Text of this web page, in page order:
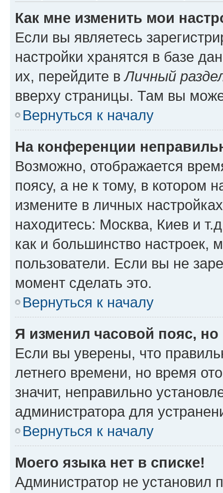
Как мне изменить мои
Если вы являетесь
настройки хранятся в базе
их, перейдите вЛичный
вверху страницы. Там вы
Вернуться к началу
На конференции
Возможно, отображается
поясу, а не к тому, в котором
измените в личных
находитесь: Москва, Киев и
как и большинство настроек,
пользователи. Если вы не
момент сделать это.
Вернуться к началу
Я изменил часовой пояс,
Если вы уверены, что
летнего времени, но время
значит, неправильно
администратора для
Вернуться к началу
Моего языка нет в списке!
Администратор не установил